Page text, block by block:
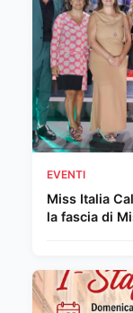
EVENTI
Miss Italia
la fascia di